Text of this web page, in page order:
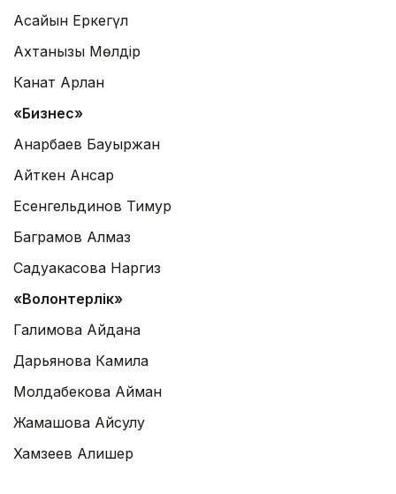
Асайын Еркегүл
Ахтанқызы Мөлдір
Канат Арлан
«Бизнес»
Анарбаев Бауыржан
Айткен Ансар
Есенгельдинов Тимур
Баграмов Алмаз
Садуакасова Наргиз
«Волонтерлік»
Галимова Айдана
Дарьянова Камила
Молдабекова Айман
Жамашова Айсулу
Хамзеев Алишер